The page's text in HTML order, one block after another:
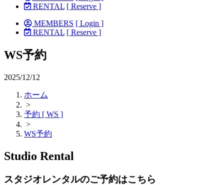
RENTAL [ Reserve ]
MEMBERS [ Login ]
RENTAL [ Reserve ]
WS予約
2025/12/12
ホーム
>
予約 [ WS ]
>
WS予約
Studio Rental
スタジオレンタルのご予約はこちら